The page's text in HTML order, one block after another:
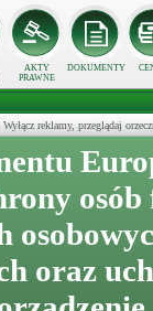
AKTY
PRAWNE
DOKUMENTY
Wyłącz reklamy, przeglądaj
oraz